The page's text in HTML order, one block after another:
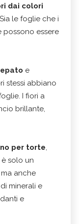
dai colori
le foglie che i
possono essere
e
stessi abbiano
I fiori a
brillante,
per torte,
solo un
anche
minerali e
e